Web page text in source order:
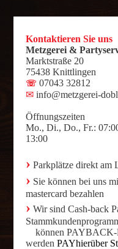
Kontaktieren Sie uns
Metzgerei &
Marktstraße 20
75438 Knittlingen
☏ 07043 32812
✉ info@metzgerei-
Öffnungszeiten
Mo., Di., Do., Fr.:
13:00
› Parkplätze direkt am
› Sie können bei uns
mastercard bezahlen
› Wir sind Cash-back
können PAYBACK-
werdenPAYhierüber